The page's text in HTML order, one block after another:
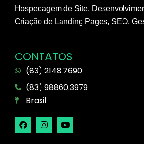
Hospedagem de Site,
Criação de Landing Pages, SEO,
CONTATOS
(83) 2148.7690
(83) 98860.3979
Brasil